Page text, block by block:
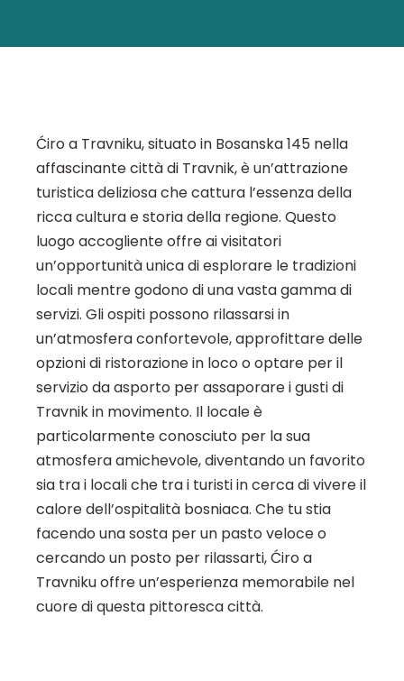
Ćiro a Travniku, situato in Bosanska 145 nella
affascinante città di Travnik, è un’attrazione
turistica deliziosa che cattura l’essenza della
ricca cultura e storia della regione. Questo
luogo accogliente offre ai visitatori
un’opportunità unica di esplorare le tradizioni
locali mentre godono di una vasta gamma di
servizi. Gli ospiti possono rilassarsi in
un’atmosfera confortevole, approfittare delle
opzioni di ristorazione in loco o optare per il
servizio da asporto per assaporare i gusti di
Travnik in movimento. Il locale è
particolarmente conosciuto per la sua
atmosfera amichevole, diventando un favorito
sia tra i locali che tra i turisti in cerca di vivere il
calore dell’ospitalità bosniaca. Che tu stia
facendo una sosta per un pasto veloce o
cercando un posto per rilassarti, Ćiro a
Travniku offre un’esperienza memorabile nel
cuore di questa pittoresca città.